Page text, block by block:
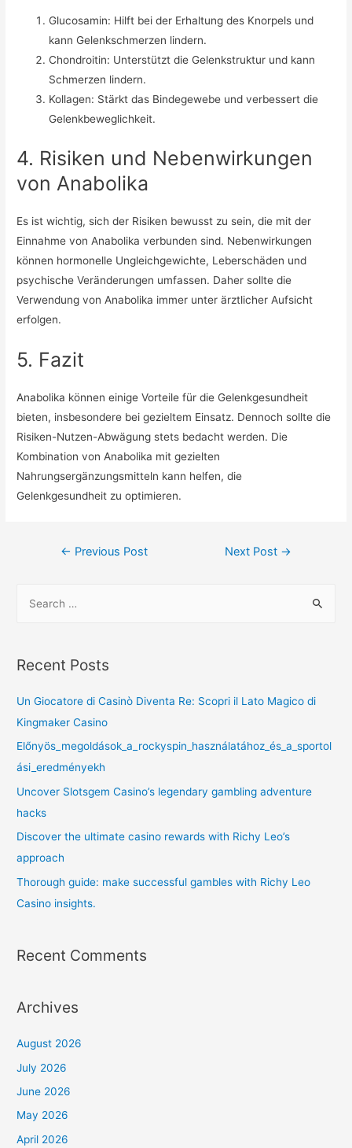
Glucosamin: Hilft bei der Erhaltung des Knorpels und
kann Gelenkschmerzen lindern.
Chondroitin: Unterstützt die Gelenkstruktur und kann
Schmerzen lindern.
Kollagen: Stärkt das Bindegewebe und verbessert die
Gelenkbeweglichkeit.
4. Risiken und Nebenwirkungen
von Anabolika
Es ist wichtig, sich der Risiken bewusst zu sein, die mit der
Einnahme von Anabolika verbunden sind. Nebenwirkungen
können hormonelle Ungleichgewichte, Leberschäden und
psychische Veränderungen umfassen. Daher sollte die
Verwendung von Anabolika immer unter ärztlicher Aufsicht
erfolgen.
5. Fazit
Anabolika können einige Vorteile für die Gelenkgesundheit
bieten, insbesondere bei gezieltem Einsatz. Dennoch sollte die
Risiken-Nutzen-Abwägung stets bedacht werden. Die
Kombination von Anabolika mit gezielten
Nahrungsergänzungsmitteln kann helfen, die
Gelenkgesundheit zu optimieren.
← Previous Post Next Post →
Recent Posts
Un Giocatore di Casinò Diventa Re: Scopri il Lato Magico di
Kingmaker Casino
Előnyös_megoldások_a_rockyspin_használatához_és_a_sportol
ási_eredményekh
Uncover Slotsgem Casino’s legendary gambling adventure
hacks
Discover the ultimate casino rewards with Richy Leo’s
approach
Thorough guide: make successful gambles with Richy Leo
Casino insights.
Recent Comments
Archives
August 2026
July 2026
June 2026
May 2026
April 2026